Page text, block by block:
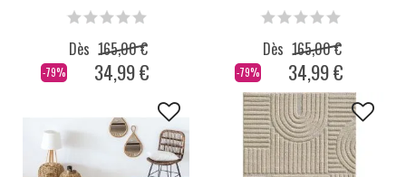
-79%
Dès 165,00 €
34,99 € -79%
Dès 165,00 €
34,99 €